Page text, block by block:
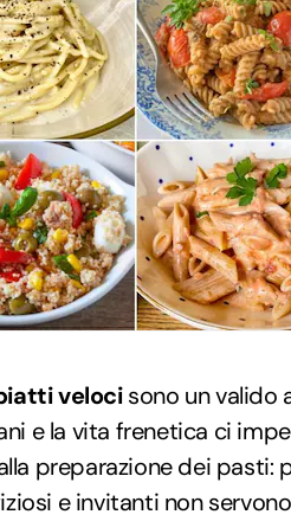
velocisono un valido
e la vita frenetica ci
preparazione dei pasti:
e invitanti non